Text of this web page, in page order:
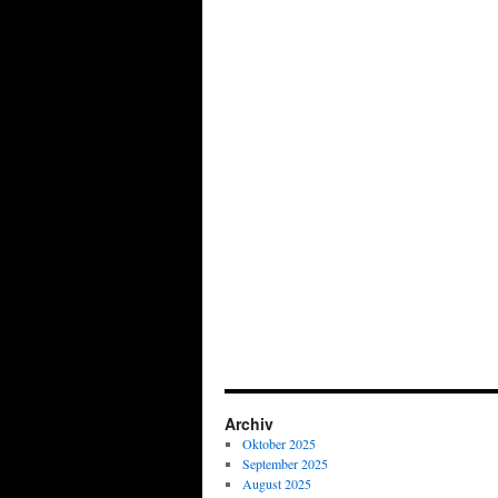
Archiv
Oktober 2025
September 2025
August 2025